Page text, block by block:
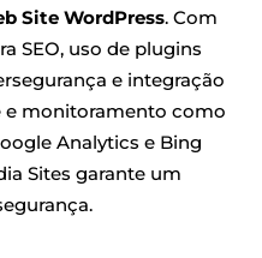
Site WordPress. Com
SEO, uso de plugins
e integração
e monitoramento como
Analytics e Bing
Sites garante um